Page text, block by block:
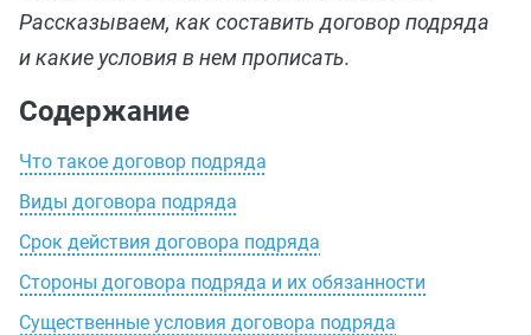
Рассказываем, как составить договор подряда
и какие условия в нем прописать.
Содержание
Что такое договор подряда
Виды договора подряда
Срок действия договора подряда
Стороны договора подряда и их обязанности
Существенные условия договора подряда